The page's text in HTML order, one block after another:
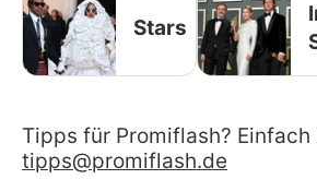
Stars
Tipps für Promiflash? Einfach
tipps@promiflash.de